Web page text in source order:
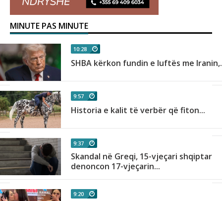
MINUTE PAS MINUTE
10:28
SHBA kërkon fundin e luftës me
9:57
Historia e kalit të verbër që fiton...
9:37
Skandal në Greqi, 15-vjeçari shqiptar
denoncon 17-vjeçarin...
9:20